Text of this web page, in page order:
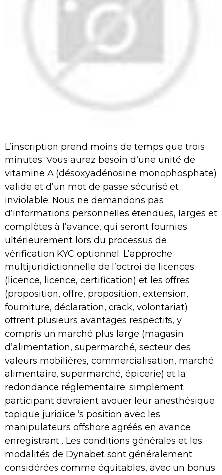
L’inscription prend moins de temps que trois
minutes. Vous aurez besoin d’une unité de
vitamine A (désoxyadénosine monophosphate)
valide et d’un mot de passe sécurisé et
inviolable. Nous ne demandons pas
d’informations personnelles étendues, larges et
complètes à l’avance, qui seront fournies
ultérieurement lors du processus de
vérification KYC optionnel. L’approche
multijuridictionnelle de l’octroi de licences
(licence, licence, certification) et les offres
(proposition, offre, proposition, extension,
fourniture, déclaration, crack, volontariat)
offrent plusieurs avantages respectifs, y
compris un marché plus large (magasin
d’alimentation, supermarché, secteur des
valeurs mobilières, commercialisation, marché
alimentaire, supermarché, épicerie) et la
redondance réglementaire. simplement
participant devraient avouer leur anesthésique
topique juridice ‘s position avec les
manipulateurs offshore agréés en avance
enregistrant . Les conditions générales et les
modalités de Dynabet sont généralement
considérées comme équitables, avec un bonus